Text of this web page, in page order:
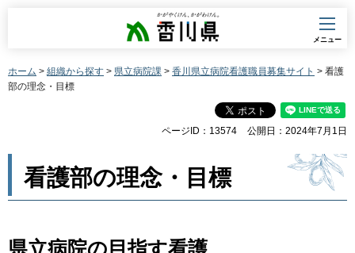
香川県
メニュー
ホーム > 組織から探す > 県立病院課 > 香川県立病院看護職員募集サイト > 看護
部の理念・目標
ページID：13574 公開日：2024年7月1日
看護部の理念・目標
県立病院の目指す看護